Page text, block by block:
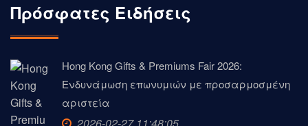
Πρόσφατες Ειδήσεις
Hong Kong Gifts & Premiums Fair 2026:
Ενδυνάμωση επωνυμιών με προσαρμοσμένη
αριστεία